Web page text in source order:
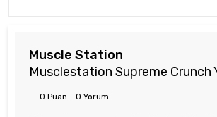
Muscle Station
Musclestation Supreme Crunch
0 Puan - 0 Yorum